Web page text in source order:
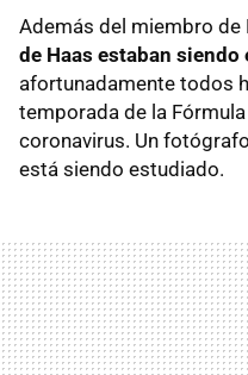
Además del miembro de
de Haas estaban siendo
afortunadamente todos
temporada de la
coronavirus. Un
está siendo estudiado.